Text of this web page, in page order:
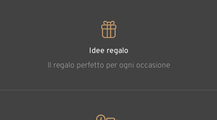
Idee regalo
Il regalo perfetto per ogni occasione